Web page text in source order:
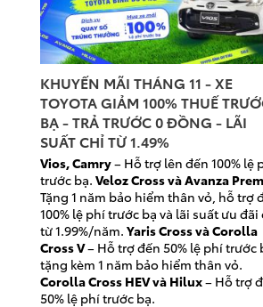
KHUYẾN MÃI THÁNG 11 - XE
TOYOTA GIẢM 100% THUẾ
BẠ - TRẢ TRƯỚC 0 ĐỒNG - LÃI
SUẤT CHỈ TỪ 1.49%
Vios, Camry– Hỗ trợ lên đến 100% lệ
trước bạ. Veloz Cross và Avanza
Tặng 1 năm bảo hiểm thân vỏ, hỗ trợ
100% lệ phí trước bạ và lãi suất ưu đãi
từ 1.99%/năm. Yaris Cross và Corolla
Cross V– Hỗ trợ đến 50% lệ phí trước
tặng kèm 1 năm bảo hiểm thân vỏ.
Corolla Cross HEV và Hilux– Hỗ trợ
50% lệ phí trước bạ.